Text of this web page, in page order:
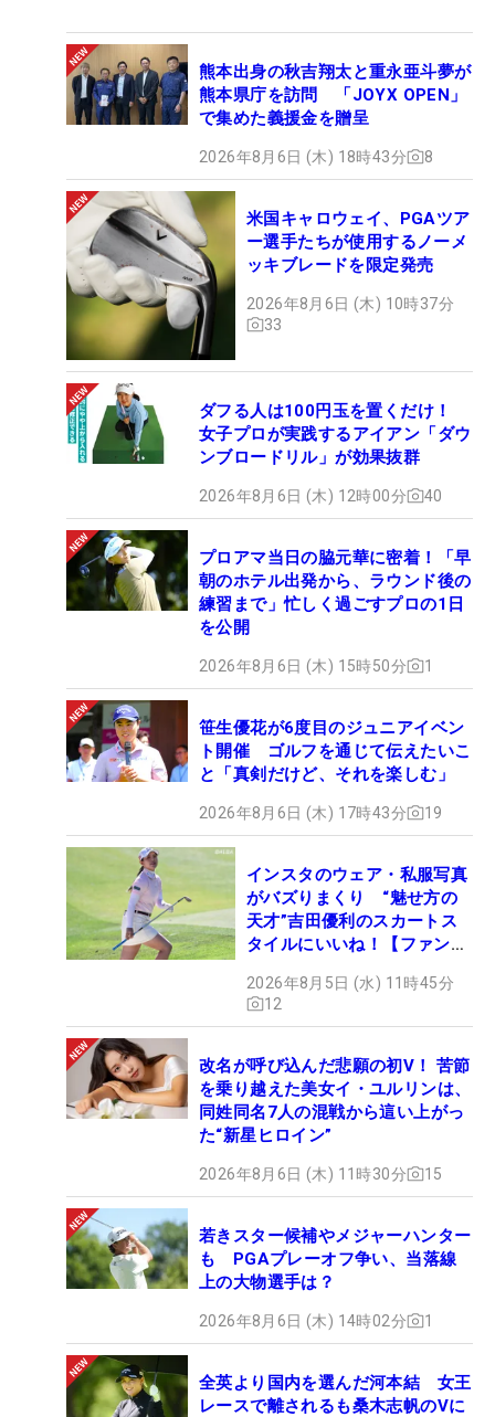
熊本出身の秋吉翔太と重永亜斗夢が
熊本県庁を訪問 「JOYX OPEN」
で集めた義援金を贈呈
2026年8月6日 (木) 18時43分 8
米国キャロウェイ、PGAツア
ー選手たちが使用するノーメ
ッキブレードを限定発売
2026年8月6日 (木) 10時37分
33
ダフる人は100円玉を置くだけ！
女子プロが実践するアイアン「ダウ
ンブロードリル」が効果抜群
2026年8月6日 (木) 12時00分 40
プロアマ当日の脇元華に密着！「早
朝のホテル出発から、ラウンド後の
練習まで」忙しく過ごすプロの1日
を公開
2026年8月6日 (木) 15時50分 1
笹生優花が6度目のジュニアイベン
ト開催 ゴルフを通じて伝えたいこ
と「真剣だけど、それを楽しむ」
2026年8月6日 (木) 17時43分 19
インスタのウェア・私服写真
がバズりまくり “魅せ方の
天才”吉田優利のスカートス
タイルにいいね！【ファンが
2026年8月5日 (水) 11時45分
12
改名が呼び込んだ悲願の初V！ 苦節
を乗り越えた美女イ・ユルリンは、
同姓同名7人の混戦から這い上がっ
た“新星ヒロイン”
2026年8月6日 (木) 11時30分 15
若きスター候補やメジャーハンター
も PGAプレーオフ争い、当落線
上の大物選手は？
2026年8月6日 (木) 14時02分 1
全英より国内を選んだ河本結 女王
レースで離されるも桑木志帆のVに